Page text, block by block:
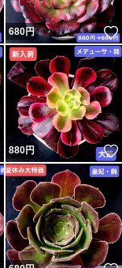
いいね！
680円
いいね！
880円